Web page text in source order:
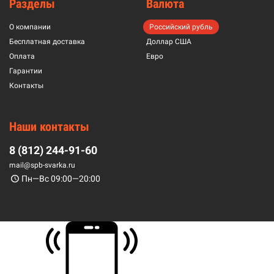
Разделы
О компании
Бесплатная доставка
Оплата
Гарантии
Контакты
Валюта
Российский рубль
Доллар США
Евро
Наши контакты
8 (812) 244-91-60
mail@spb-svarka.ru
Пн—Вс 09:00—20:00